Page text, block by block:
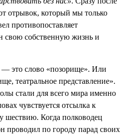
отрывок, который мы только
противопоставляет
свою собственную жизнь и
это слово «позорище». Или
театральное представление».
стали для всего мира именно
чувствуется отсылка к
шествию. Когда полководец
проводил по городу парад своих